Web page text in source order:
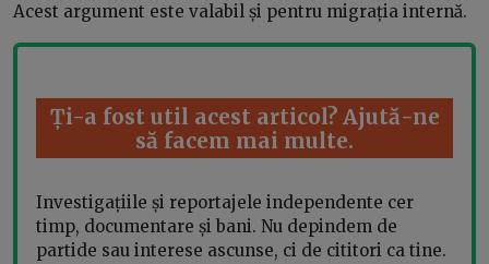
Acest argument este valabil și pentru migrația internă.
Ți-a fost util acest articol? Ajută-ne
să facem mai multe.
Investigațiile și reportajele independente cer
timp, documentare și bani. Nu depindem de
partide sau interese ascunse, ci de cititori ca tine.